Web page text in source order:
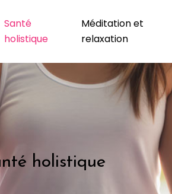
Santé
holistique
Méditation et
relaxation
holistique